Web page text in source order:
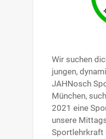
Wir suchen
jungen,
JAHNosch
München,
2021 eine
unsere